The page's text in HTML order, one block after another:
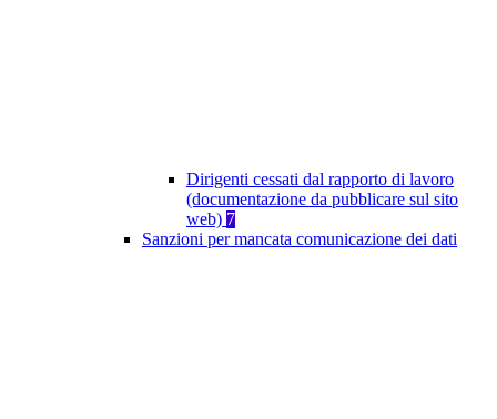
Dirigenti cessati dal rapporto di lavoro
(documentazione da pubblicare sul sito
web) 7
Sanzioni per mancata comunicazione dei dati